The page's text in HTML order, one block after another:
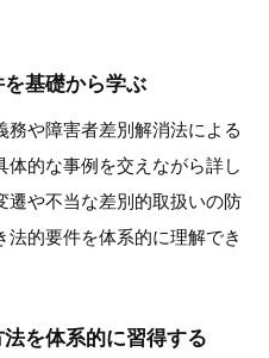
基礎から学ぶ
や障害者差別解消法による
的な事例を交えながら詳し
遷や不当な差別的取扱いの防
的要件を体系的に理解でき
を体系的に習得する